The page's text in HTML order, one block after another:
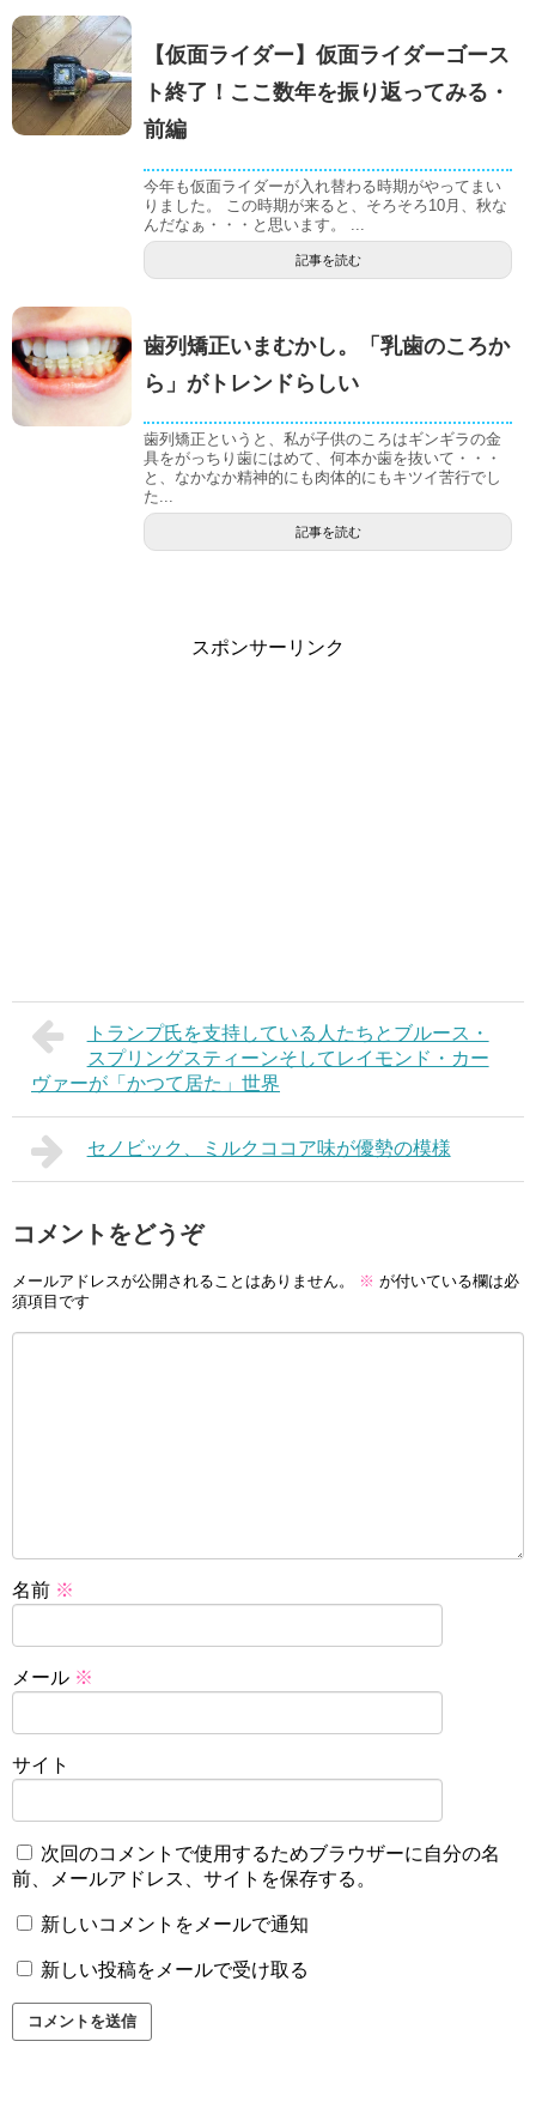
【仮面ライダー】仮面ライダーゴース
ト終了！ここ数年を振り返ってみる・
前編
今年も仮面ライダーが入れ替わる時期がやってまい
りました。 この時期が来ると、そろそろ10月、秋な
んだなぁ・・・と思います。 ...
記事を読む
歯列矯正いまむかし。「乳歯のころか
ら」がトレンドらしい
歯列矯正というと、私が子供のころはギンギラの金
具をがっちり歯にはめて、何本か歯を抜いて・・・
と、なかなか精神的にも肉体的にもキツイ苦行でし
た...
記事を読む
スポンサーリンク
トランプ氏を支持している人たちとブルース・
スプリングスティーンそしてレイモンド・カー
ヴァーが「かつて居た」世界
セノビック、ミルクココア味が優勢の模様
コメントをどうぞ
メールアドレスが公開されることはありません。 ※ が付いている欄は必
須項目です
名前 ※
メール ※
サイト
次回のコメントで使用するためブラウザーに自分の名
前、メールアドレス、サイトを保存する。
新しいコメントをメールで通知
新しい投稿をメールで受け取る